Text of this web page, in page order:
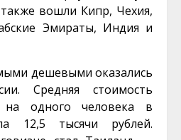
вошли Кипр, Чехия,
Эмираты, Индия и
дешевыми оказались
Средняя стоимость
на одного человека в
12,5 тысячи рублей.